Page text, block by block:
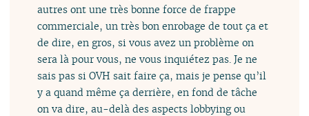
autres ont une très bonne force de frappe
commerciale, un très bon enrobage de tout ça et
de dire, en gros, si vous avez un problème on
sera là pour vous, ne vous inquiétez pas. Je ne
sais pas si OVH sait faire ça, mais je pense qu’il
y a quand même ça derrière, en fond de tâche
on va dire, au-delà des aspects lobbying ou